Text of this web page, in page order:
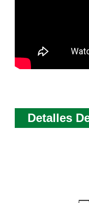
Detalles